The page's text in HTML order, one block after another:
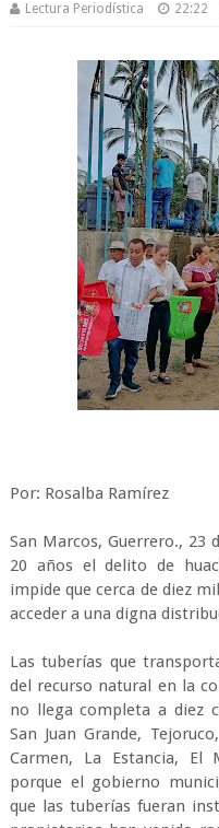
Lectura Periodística 22:22
Por: Rosalba Ramírez
San Marcos, Guerrero., 23
20 años el delito de
impide que cerca de diez
acceder a una digna
Las tuberías que
del recurso natural en la
no llega completa a diez
San Juan Grande,
Carmen, La Estancia, El
porque el gobierno
que las tuberías fueran